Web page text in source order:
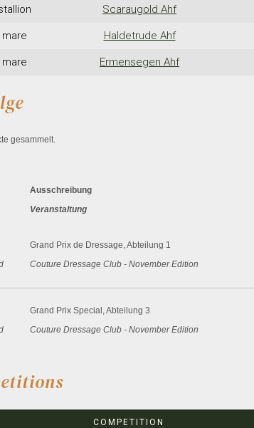
Scaraugold Ahf
mare Haldetrude Ahf
mare Ermensegen Ahf
gesammelt.
Ausschreibung
Veranstaltung
Grand Prix de Dressage, Abteilung 1
Couture Dressage Club - November Edition
Grand Prix Special, Abteilung 3
Couture Dressage Club - November Edition
Grand Prix Special
COMPETITION